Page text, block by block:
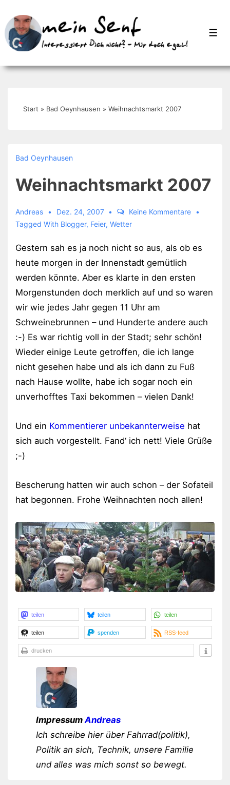
Zum
Inhalt
Start » Bad Oeynhausen » Weihnachtsmarkt 2007
Bad Oeynhausen
Weihnachtsmarkt 2007
Andreas Dez. 24, 2007
Keine Kommentare
Tagged With Blogger, Feier, Wetter
Gestern sah es ja noch nicht so aus, als ob es
heute morgen in der Innenstadt gemütlich
werden könnte. Aber es klarte in den ersten
Morgenstunden doch merklich auf und so waren
wir wie jedes Jahr gegen 11 Uhr am
Schweinebrunnen – und Hunderte andere auch
:-) Es war richtig voll in der Stadt; sehr schön!
Wieder einige Leute getroffen, die ich lange
nicht gesehen habe und als ich dann zu Fuß
nach Hause wollte, habe ich sogar noch ein
unverhofftes Taxi bekommen – vielen Dank!
Und ein Kommentierer unbekannterweise hat
sich auch vorgestellt. Fand‘ ich nett! Viele Grüße
;-)
Bescherung hatten wir auch schon – der Sofateil
hat begonnen. Frohe Weihnachten noch allen!
teilen teilen teilen
teilen spenden RSS-feed
drucken
Impressum Andreas
Ich schreibe hier über Fahrrad(politik),
Politik an sich, Technik, unsere Familie
und alles was mich sonst so bewegt.